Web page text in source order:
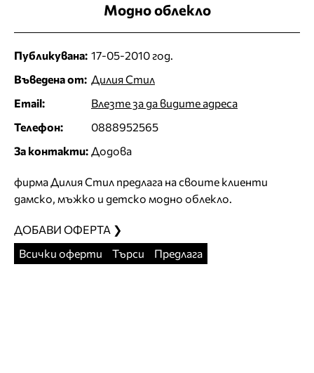
Модно облекло
Публикувана: 17-05-2010 год.
Въведена от: Дилия Стил
Email:
Влезте за да видите адреса
Телефон:
0888952565
За контакти: Додова
фирма Дилия Стил предлага на своите клиенти
дамско, мъжко и детско модно облекло.
ДОБАВИ ОФЕРТА ❯
Всички оферти
Търси Предлага